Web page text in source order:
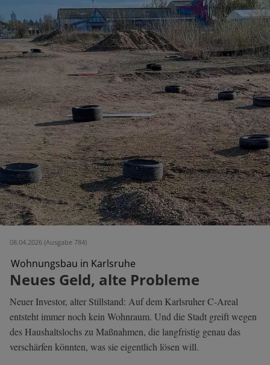
08.04.2026 (Ausgabe 784)
Wohnungsbau in Karlsruhe
Neues Geld, alte Probleme
Neuer Investor, alter Stillstand: Auf dem Karlsruher C-Areal
entsteht immer noch kein Wohnraum. Und die Stadt greift wegen
des Haushaltslochs zu Maßnahmen, die langfristig genau das
verschärfen könnten, was sie eigentlich lösen will.